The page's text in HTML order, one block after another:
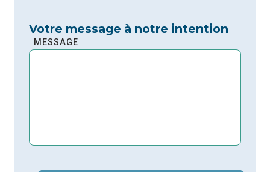
Votre message à notre intention
MESSAGE